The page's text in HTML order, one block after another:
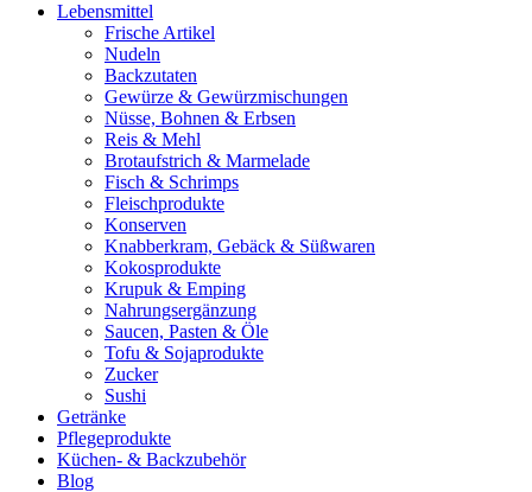
Lebensmittel
Frische Artikel
Nudeln
Backzutaten
Gewürze & Gewürzmischungen
Nüsse, Bohnen & Erbsen
Reis & Mehl
Brotaufstrich & Marmelade
Fisch & Schrimps
Fleischprodukte
Konserven
Knabberkram, Gebäck & Süßwaren
Kokosprodukte
Krupuk & Emping
Nahrungsergänzung
Saucen, Pasten & Öle
Tofu & Sojaprodukte
Zucker
Sushi
Getränke
Pflegeprodukte
Küchen- & Backzubehör
Blog